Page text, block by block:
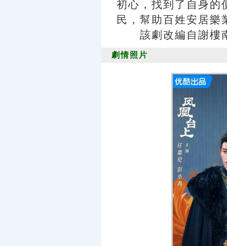
初心，找到了自身的
民，幫助百姓安居樂
該劇改編自謝樓
劇情照片